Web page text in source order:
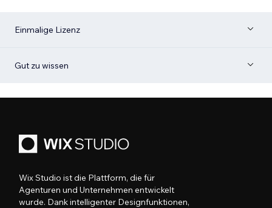
Einmalige Lizenz
Gut zu wissen
Wix Studio ist die Plattform, die für
Agenturen und Unternehmen entwickelt
wurde. Dank intelligenter Designfunktionen,